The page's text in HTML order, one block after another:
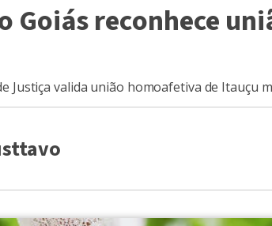
Goiás reconhece
Justiça valida união homoafetiva de Itauçu